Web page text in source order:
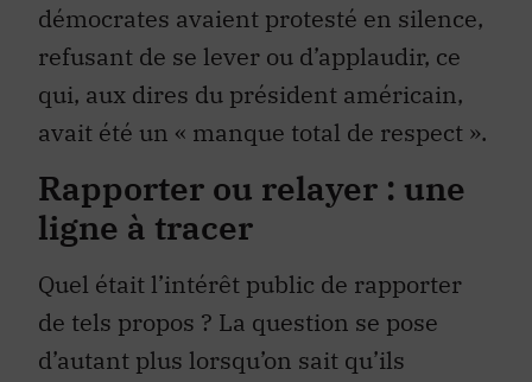
démocrates avaient protesté en silence,
refusant de se lever ou d’applaudir, ce
qui, aux dires du président américain,
avait été un « manque total de respect ».
Rapporter ou relayer : une
ligne à tracer
Quel était l’intérêt public de rapporter
de tels propos ? La question se pose
d’autant plus lorsqu’on sait qu’ils